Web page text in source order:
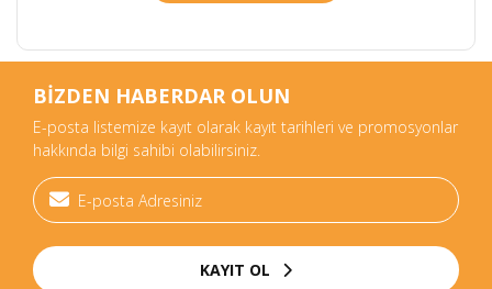
BİZDEN HABERDAR OLUN
E-posta listemize kayıt olarak kayıt tarihleri ve promosyonlar
hakkında bilgi sahibi olabilirsiniz.
KAYIT OL